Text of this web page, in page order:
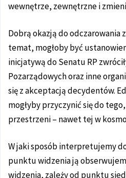
wewnętrze, zewnętrzne i
Dobrą okazją do odczarowania
temat, mogłoby być
inicjatywą do Senatu RP
Pozarządowych oraz inne
się z akceptacją decydentów.
mogłyby przyczynić się do
przestrzeni – nawet tej w
W jaki sposób interpretujemy
punktu widzenia ją
widzenia, zależy od punktu